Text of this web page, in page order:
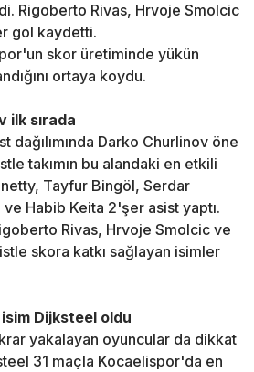
Rigoberto Rivas, Hrvoje Smolcic
gol kaydetti.
skor üretiminde yükün
ortaya koydu.
ilk sırada
dağılımında Darko Churlinov öne
takımın bu alandaki en etkili
Tayfur Bingöl, Serdar
Habib Keita 2'şer asist yaptı.
Rivas, Hrvoje Smolcic ve
skora katkı sağlayan isimler
Dijksteel oldu
yakalayan oyuncular da dikkat
31 maçla Kocaelispor'da en